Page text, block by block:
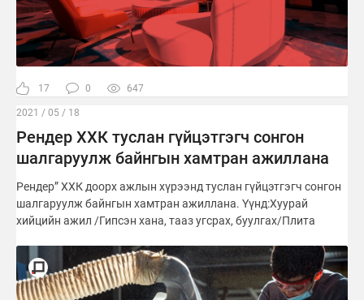
17 0 647
2021 / 05 / 18
Рендер ХХК туслан гүйцэтгэгч сонгон
шалгаруулж байнгын хамтран ажиллана
Рендер” ХХК доорх ажлын хүрээнд туслан гүйцэтгэгч сонгон
шалгаруулж байнгын хамтран ажиллана. Үүнд:Хуурай
хийцийн ажил /Гипсэн хана, тааз угсрах, буулгах/Плита